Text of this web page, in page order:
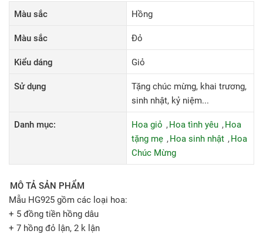
Màu sắc
Hồng
Màu sắc Đỏ
Kiểu dáng Giỏ
Sử dụng
Tặng chúc mừng, khai trương,
sinh nhật, kỷ niệm...
Danh mục: Hoa giỏ Hoa tình yêu
Hoa
tặng mẹ
Hoa sinh nhật
Hoa
Chúc Mừng
MÔ TẢ SẢN PHẨM
Mẫu HG925 gồm các loại hoa:
+ 5 đồng tiền hồng dâu
+ 7 hồng đỏ lận, 2 k lận